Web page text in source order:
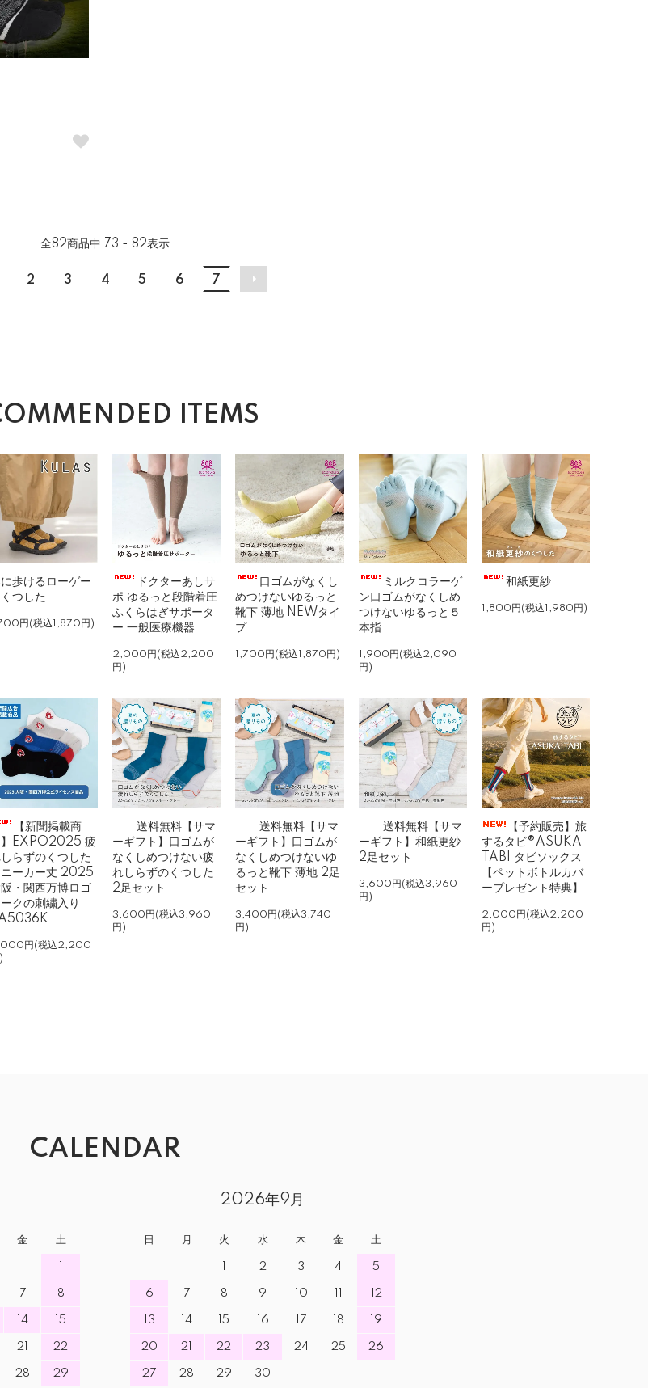
全82商品中 73 - 82表示
2 3 4 5 6 7
ITEMS
歩けるローゲー
つした
円(税込1,870円)
ドクターあしサ
ポ ゆるっと段階着圧
ふくらはぎサポータ
ー 一般医療機器
2,000円(税込2,200
円)
口ゴムがなくし
めつけないゆるっと
靴下 薄地 NEWタイ
プ
1,700円(税込1,870円)
ミルクコラーゲ
ン口ゴムがなくしめ
つけないゆるっと５
本指
1,900円(税込2,090
円)
和紙更紗
1,800円(税込1,980円)
【新聞掲載商
】EXPO2025 疲
らずのくつした
ニーカー丈 2025
・関西万博ロゴ
ークの刺繍入り
円(税込2,200
送料無料【サマ
ーギフト】口ゴムが
なくしめつけない疲
れしらずのくつした
2足セット
3,600円(税込3,960
円)
送料無料【サマ
ーギフト】口ゴムが
なくしめつけないゆ
るっと靴下 薄地 2足
セット
3,400円(税込3,740
円)
送料無料【サマ
ーギフト】和紙更紗
2足セット
3,600円(税込3,960
円)
【予約販売】旅
するタビ®ASUKA
TABI タビソックス
【ペットボトルカバ
ープレゼント特典】
2,000円(税込2,200
円)
CALENDAR
金 土
7 8
14 15
21 22
28 29
2026年9月
日 月 火 水 木 金 土
2 3 4 5
6 7 8 9 10 12
13 14 15 16 17 18 19
20 21 22 23 24 25 26
27 28 29 30